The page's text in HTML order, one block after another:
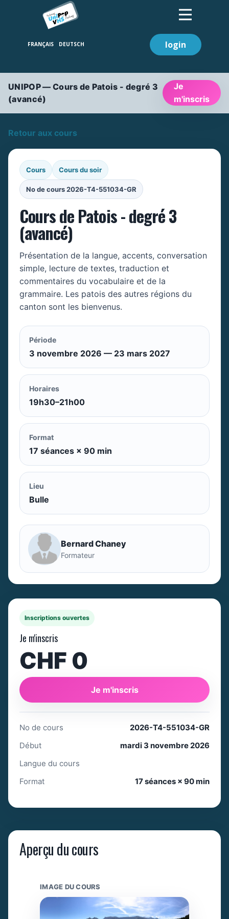
login
UNIPOP — Cours de Patois - degré 3
(avancé)
Je
m'inscris
Retour aux cours
Cours Cours du soir
No de cours 2026-T4-551034-GR
Cours de Patois - degré 3
(avancé)
Présentation de la langue, accents, conversation
simple, lecture de textes, traduction et
commentaires du vocabulaire et de la
grammaire. Les patois des autres régions du
canton sont les bienvenus.
Période
3 novembre 2026 — 23 mars 2027
Horaires
19h30–21h00
Format
17 séances × 90 min
Lieu
Bulle
Bernard Chaney
Formateur
Inscriptions ouvertes
Je m'inscris
CHF 0
Je m'inscris
No de cours
2026-T4-551034-GR
Début
mardi 3 novembre 2026
Langue du cours
Format
17 séances × 90 min
Aperçu du cours
IMAGE DU COURS